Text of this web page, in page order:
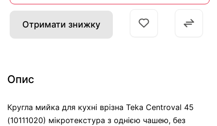
Отримати знижку
Опис
Кругла мийка для кухні врізна Teka Centroval 45
(10111020) мікротекстура з однією чашею, без